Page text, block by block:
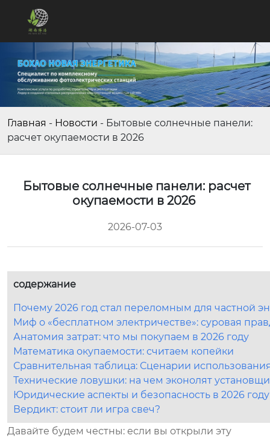
Главная - Новости - Бытовые солнечные панели:
расчет окупаемости в 2026
Бытовые солнечные панели: расчет
окупаемости в 2026
2026-07-03
содержание
Почему 2026 год стал переломным для частной
Миф о «бесплатном электричестве»: суровая
Анатомия затрат: что мы покупаем в 2026 году
Математика окупаемости: считаем копейки
Сравнительная таблица: Сценарии
Технические ловушки: на чем эконолят
Юридические аспекты и безопасность в 2026 году
Вердикт: стоит ли игра свеч?
Давайте будем честны: если вы открыли эту